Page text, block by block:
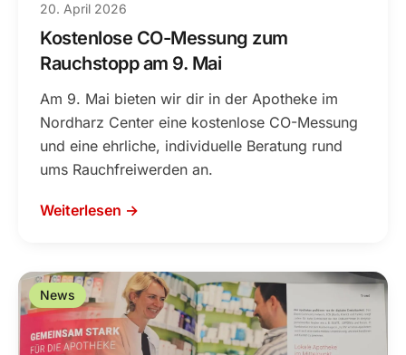
20. April 2026
Kostenlose CO-Messung zum
Rauchstopp am 9. Mai
Am 9. Mai bieten wir dir in der Apotheke im
Nordharz Center eine kostenlose CO-Messung
und eine ehrliche, individuelle Beratung rund
ums Rauchfreiwerden an.
Weiterlesen →
News